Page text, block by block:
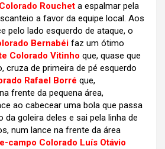
Rouchet a espalmar pela
a favor da equipe local. Aos
pelo lado esquerdo de ataque, o
Bernabéi faz um ótimo
Colorado Vitinho que, quase que
cruza de primeira de pé esquerdo
Rafael Borré que,
frente da pequena área,
ao cabecear uma bola que passa
goleira deles e sai pela linha de
num lance na frente da área
campo Colorado Luís Otávio